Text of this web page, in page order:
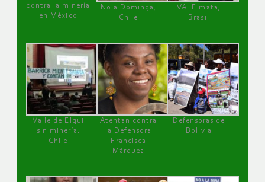
contra la minería
en México
No a Dominga,
Chile
VALE mata,
Brasil
Valle de Elqui
sin minería.
Chile
Atentan contra
la Defensora
Francisca
Márquez
Defensoras de
Bolivia